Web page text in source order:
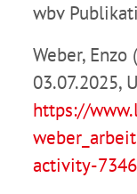
wbv
Weber, Enzo
03.07.2025,
https://
activity-